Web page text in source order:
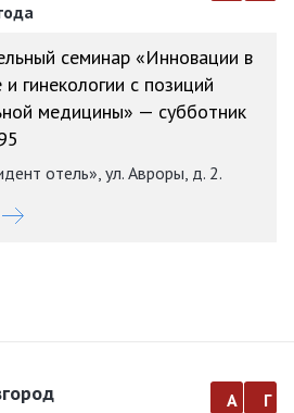
семинар «Инновации в
гинекологии с позиций
медицины» — субботник
отель», ул. Авроры, д. 2.
а г